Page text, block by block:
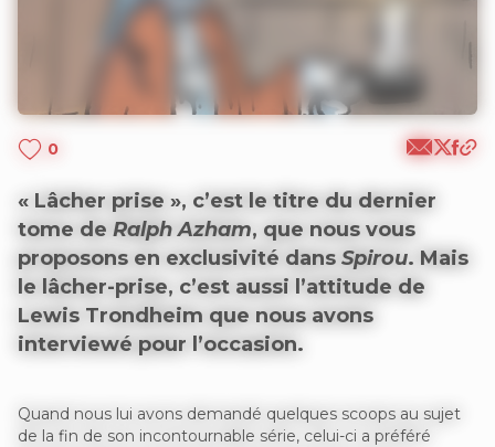
0
« Lâcher prise », c’est le titre du dernier
tome de Ralph Azham, que nous vous
proposons en exclusivité dans Spirou. Mais
le lâcher-prise, c’est aussi l’attitude de
Lewis Trondheim que nous avons
interviewé pour l’occasion.
Quand nous lui avons demandé quelques scoops au sujet
de la fin de son incontournable série, celui-ci a préféré